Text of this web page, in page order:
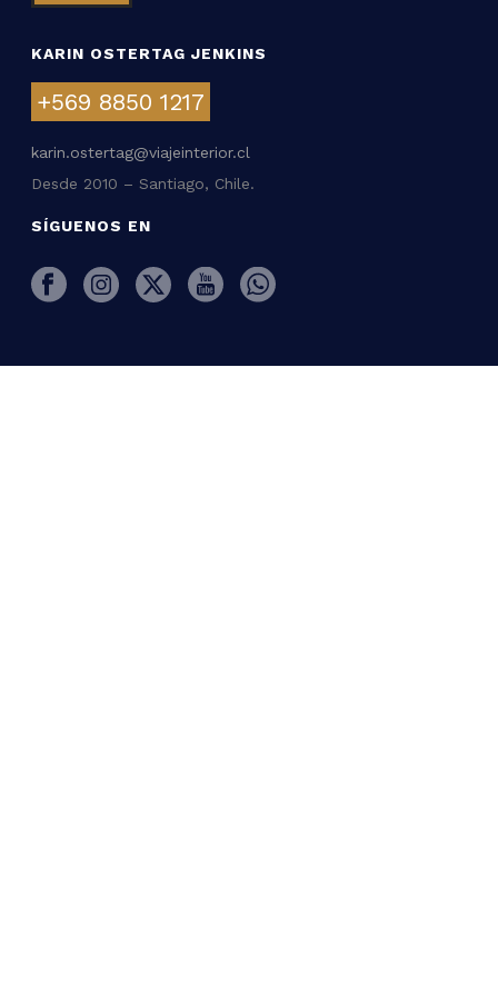
KARIN OSTERTAG JENKINS
+569 8850 1217
karin.ostertag@viajeinterior.cl
Desde 2010 – Santiago, Chile.
SÍGUENOS EN